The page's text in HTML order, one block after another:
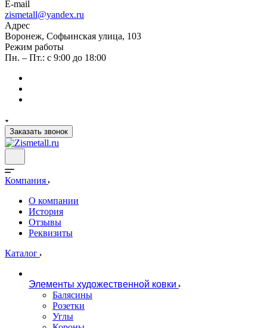
E-mail
zismetall@yandex.ru
Адрес
Воронеж, Софьинская улица, 103
Режим работы
Пн. – Пт.: с 9:00 до 18:00
Заказать звонок
Компания
О компании
История
Отзывы
Реквизиты
Каталог
Элементы художественной ковки
Балясины
Розетки
Углы